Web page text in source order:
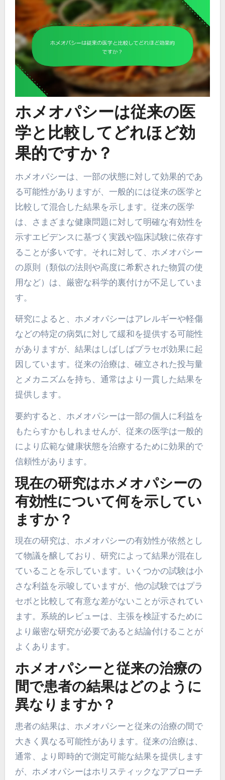
ホメオパシーは従来の医
学と比較してどれほど効
果的ですか？
ホメオパシーは、一部の状態に対して効果的であ
る可能性がありますが、一般的には従来の医学と
比較して混合した結果を示します。従来の医学
は、さまざまな健康問題に対して明確な有効性を
示すエビデンスに基づく実践や臨床試験に依存す
ることが多いです。それに対して、ホメオパシー
の原則（類似の法則や高度に希釈された物質の使
用など）は、厳密な科学的裏付けが不足していま
す。
研究によると、ホメオパシーはアレルギーや軽傷
などの特定の病気に対して緩和を提供する可能性
がありますが、結果はしばしばプラセボ効果に起
因しています。従来の治療は、確立された投与量
とメカニズムを持ち、通常はより一貫した結果を
提供します。
要約すると、ホメオパシーは一部の個人に利益を
もたらすかもしれませんが、従来の医学は一般的
により広範な健康状態を治療するために効果的で
信頼性があります。
現在の研究はホメオパシーの
有効性について何を示してい
ますか？
現在の研究は、ホメオパシーの有効性が依然とし
て物議を醸しており、研究によって結果が混在し
ていることを示しています。いくつかの試験は小
さな利益を示唆していますが、他の試験ではプラ
セボと比較して有意な差がないことが示されてい
ます。系統的レビューは、主張を検証するために
より厳密な研究が必要であると結論付けることが
よくあります。
ホメオパシーと従来の治療の
間で患者の結果はどのように
異なりますか？
患者の結果は、ホメオパシーと従来の治療の間で
大きく異なる可能性があります。従来の治療は、
通常、より即時的で測定可能な結果を提供します
が、ホメオパシーはホリスティックなアプローチ